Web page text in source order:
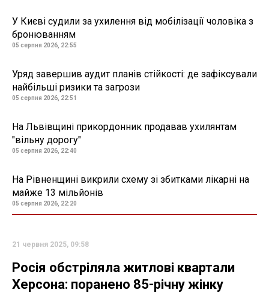
У Києві судили за ухилення від мобілізації чоловіка з
бронюванням
05 серпня 2026, 22:55
Уряд завершив аудит планів стійкості: де зафіксували
найбільші ризики та загрози
05 серпня 2026, 22:51
На Львівщині прикордонник продавав ухилянтам
"вільну дорогу"
05 серпня 2026, 22:40
На Рівненщині викрили схему зі збитками лікарні на
майже 13 мільйонів
05 серпня 2026, 22:20
21 червня 2025, 09:58
Росія обстріляла житлові квартали
Херсона: поранено 85-річну жінку